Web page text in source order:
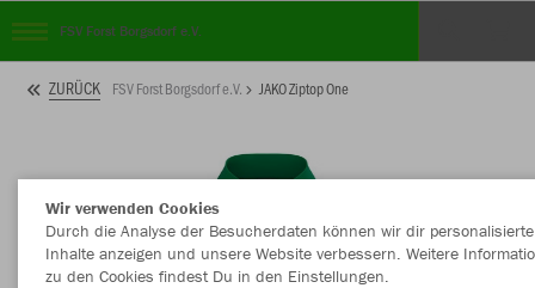
FSV Forst Borgsdorf e.V.
ZURÜCK FSV Forst Borgsdorf e.V. JAKO Ziptop One
Wir verwenden Cookies
Durch die Analyse der Besucherdaten können wir dir personalisierte
Inhalte anzeigen und unsere Website verbessern. Weitere
zu den Cookies findest Du in den Einstellungen.